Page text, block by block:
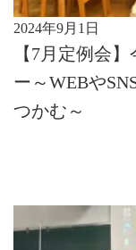
2024年9月1日
【7月定例会
ー～WEBや
つかむ～